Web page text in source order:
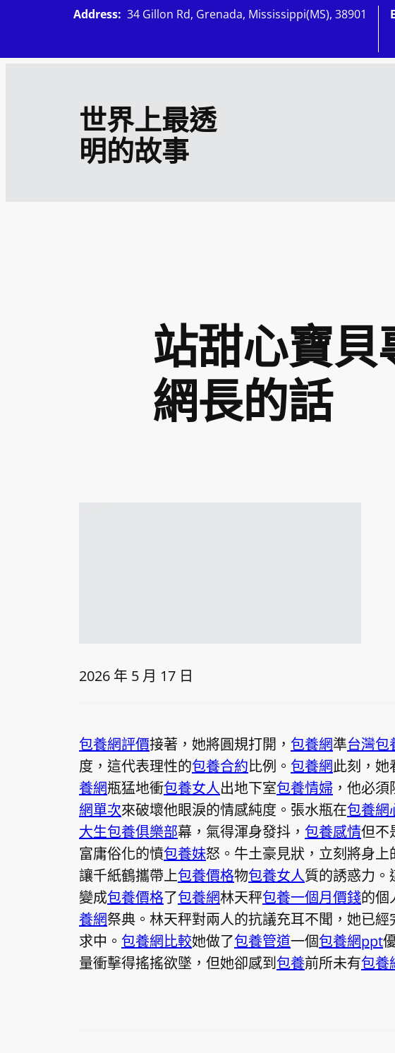
主
世界上最透
明的故事
Address: 34 Gillon Rd, Grenada, Mississippi(MS), 38901
站甜心寶貝
網長的話
2026 年 5 月 17 日
包養網評價接著，她將圓規打開， 包養網準台灣包
度，這代表理性的包養合約比例。 包養網此刻，她
養網瓶猛地衝包養女人出地下室包養情婦 ，他必
網單次來破壞他眼淚的情感純度。張水瓶在包養網
大生包養俱樂部幕，氣得渾身發抖， 包養感情但不
富庸俗化的憤包養妹怒。牛土豪見狀，立刻將身
讓千紙鶴攜帶上包養價格物包養女人質的誘惑力。
變成包養價格了包養網林天秤包養一個月價錢的個
養網祭典。林天秤對兩人的抗議充耳不聞，她已經
求中。 包養網比較她做了包養管道一個包養網ppt
量衝擊得搖搖欲墜，但她卻感到包養前所未有包養